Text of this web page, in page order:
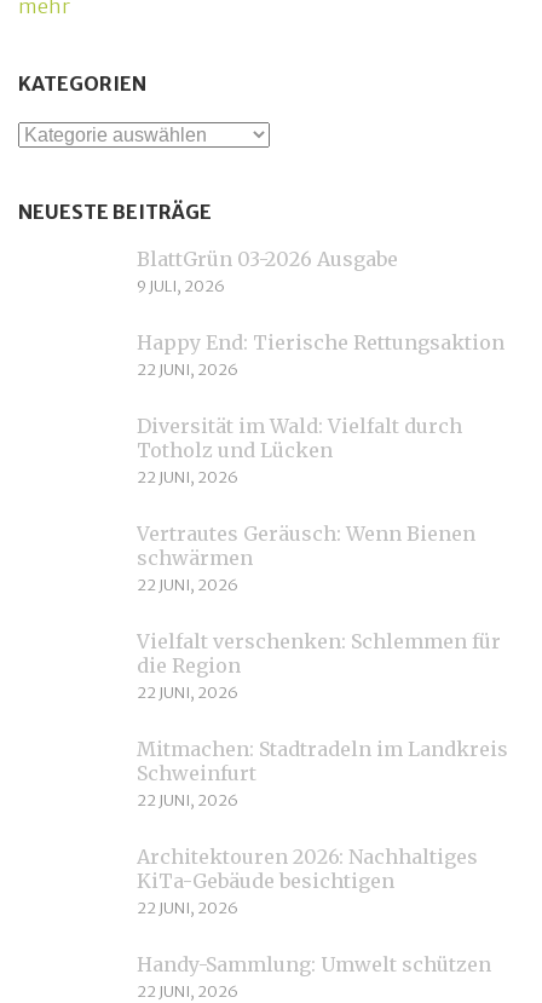
mehr
KATEGORIEN
Kategorien
NEUESTE BEITRÄGE
BlattGrün 03-2026 Ausgabe
9 JULI, 2026
Happy End: Tierische Rettungsaktion
22 JUNI, 2026
Diversität im Wald: Vielfalt durch
Totholz und Lücken
22 JUNI, 2026
Vertrautes Geräusch: Wenn Bienen
schwärmen
22 JUNI, 2026
Vielfalt verschenken: Schlemmen für
die Region
22 JUNI, 2026
Mitmachen: Stadtradeln im Landkreis
Schweinfurt
22 JUNI, 2026
Architektouren 2026: Nachhaltiges
KiTa-Gebäude besichtigen
22 JUNI, 2026
Handy-Sammlung: Umwelt schützen
22 JUNI, 2026